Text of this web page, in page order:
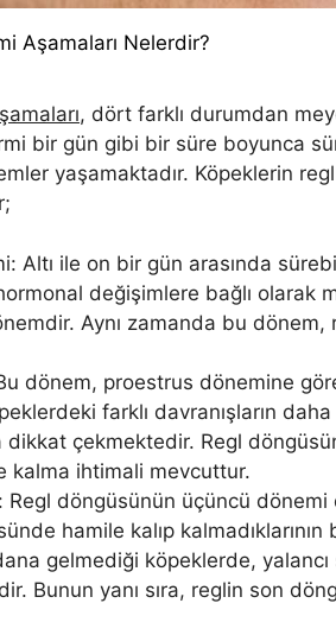
Aşamaları Nelerdir?
, dört farklı durumdan
bir gün gibi bir süre boyunca
yaşamaktadır. Köpeklerin
Altı ile on bir gün arasında
değişimlere bağlı olarak
Aynı zamanda bu dönem,
dönem, proestrus dönemine
farklı davranışların
dikkat çekmektedir. Regl
kalma ihtimali mevcuttur.
Regl döngüsünün üçüncü
hamile kalıp
gelmediği köpeklerde,
Bunun yanı sıra, reglin son